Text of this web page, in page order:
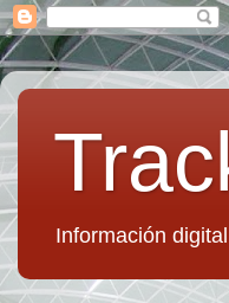
Información